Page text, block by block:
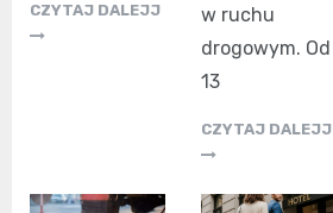
CZYTAJ DALEJJ
w ruchu
drogowym. Od
13
CZYTAJ DALEJJ